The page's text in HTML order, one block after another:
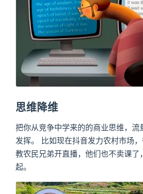
思维降维
把你从竞争中学来的的商业思维，流
发挥。 比如现在抖音发力农村市场
教农民兄弟开直播，他们也不卖课了
起。